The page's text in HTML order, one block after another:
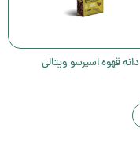
دانه قهوه اسپرسو ویتالی